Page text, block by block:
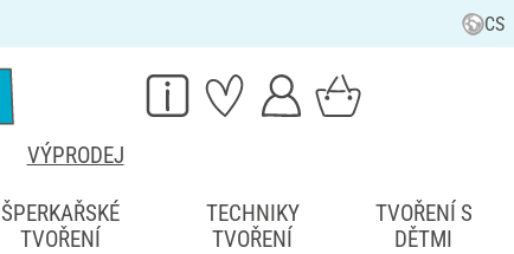
CS
VÝPRODEJ
ŠPERKAŘSKÉ
TVOŘENÍ
TECHNIKY
TVOŘENÍ
TVOŘENÍ S
DĚTMI